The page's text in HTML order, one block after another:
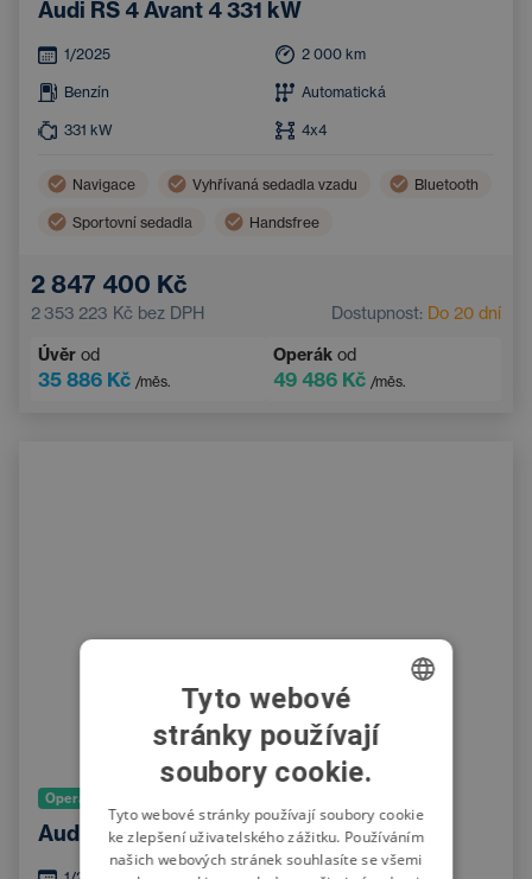
Audi RS 4 Avant 4 331 kW
1/2025 2 000 km
Benzín Automatická
331 kW 4x4
Navigace Vyhřívaná sedadla vzadu Bluetooth
Sportovní sedadla Handsfree
Elektricky nastavitelná bederní opěrka
2 847 400 Kč
2 353 223 Kč bez DPH Dostupnost: Do 20 dní
Úvěr od
35 886 Kč /měs.
Operák od
49 486 Kč /měs.
Operativní leasing
Audi RS 4 Avant 4 331 kW
CZECH
SWEDISH
POLISH
GERMAN
Tyto webové
stránky používají
soubory cookie.
Tyto webové stránky používají soubory cookie
ke zlepšení uživatelského zážitku. Používáním
našich webových stránek souhlasíte se všemi